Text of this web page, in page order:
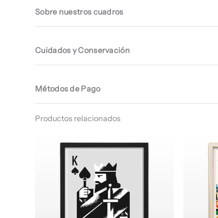
Sobre nuestros cuadros
Cuidados y Conservación
Métodos de Pago
Productos relacionados
de
precios: